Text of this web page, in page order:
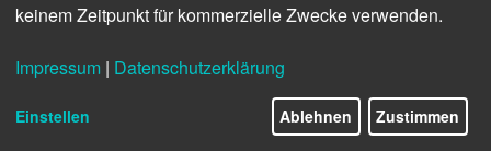
Facts zur Umfrage:
Absolvent*innen der FH Salzburg
keinem Zeitpunkt für kommerzielle Zwecke verwenden.
Impressum | Datenschutzerklärung
Einstellen Ablehnen Zustimmen